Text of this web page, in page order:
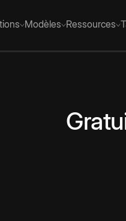
Modèles Ressources